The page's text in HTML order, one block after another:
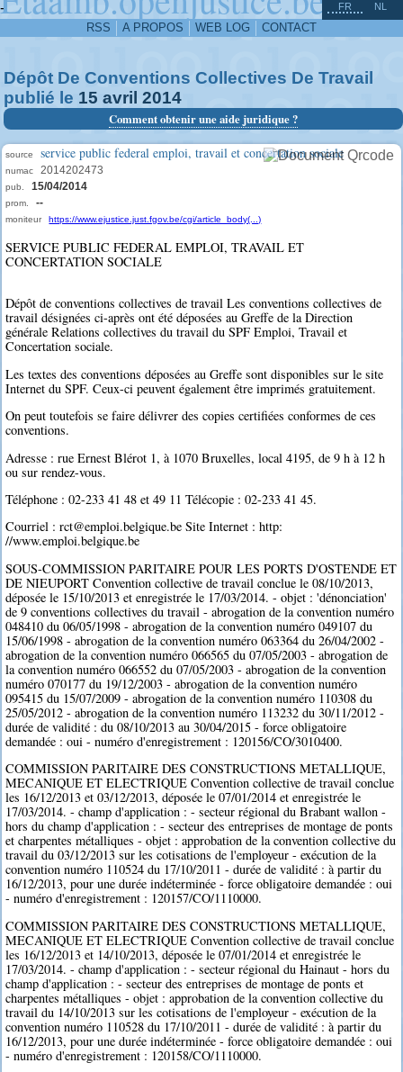
-
RSS A PROPOS WEB LOG CONTACT
FR NL
Dépôt De Conventions Collectives De Travail
publié le 15 avril 2014
Comment obtenir une aide juridique ?
source service public federal emploi, travail et concertation sociale
numac 2014202473
pub. 15/04/2014
prom. --
moniteur https://www.ejustice.just.fgov.be/cgi/article_body(...)
SERVICE PUBLIC FEDERAL EMPLOI, TRAVAIL ET
CONCERTATION SOCIALE
Dépôt de conventions collectives de travail Les conventions collectives de
travail désignées ci-après ont été déposées au Greffe de la Direction
générale Relations collectives du travail du SPF Emploi, Travail et
Concertation sociale.
Les textes des conventions déposées au Greffe sont disponibles sur le site
Internet du SPF. Ceux-ci peuvent également être imprimés gratuitement.
On peut toutefois se faire délivrer des copies certifiées conformes de ces
conventions.
Adresse : rue Ernest Blérot 1, à 1070 Bruxelles, local 4195, de 9 h à 12 h
ou sur rendez-vous.
Téléphone : 02-233 41 48 et 49 11 Télécopie : 02-233 41 45.
Courriel : rct@emploi.belgique.be Site Internet : http:
//www.emploi.belgique.be
SOUS-COMMISSION PARITAIRE POUR LES PORTS D'OSTENDE ET
DE NIEUPORT Convention collective de travail conclue le 08/10/2013,
déposée le 15/10/2013 et enregistrée le 17/03/2014. - objet : 'dénonciation'
de 9 conventions collectives du travail - abrogation de la convention numéro
048410 du 06/05/1998 - abrogation de la convention numéro 049107 du
15/06/1998 - abrogation de la convention numéro 063364 du 26/04/2002 -
abrogation de la convention numéro 066565 du 07/05/2003 - abrogation de
la convention numéro 066552 du 07/05/2003 - abrogation de la convention
numéro 070177 du 19/12/2003 - abrogation de la convention numéro
095415 du 15/07/2009 - abrogation de la convention numéro 110308 du
25/05/2012 - abrogation de la convention numéro 113232 du 30/11/2012 -
durée de validité : du 08/10/2013 au 30/04/2015 - force obligatoire
demandée : oui - numéro d'enregistrement : 120156/CO/3010400.
COMMISSION PARITAIRE DES CONSTRUCTIONS METALLIQUE,
MECANIQUE ET ELECTRIQUE Convention collective de travail conclue
les 16/12/2013 et 03/12/2013, déposée le 07/01/2014 et enregistrée le
17/03/2014. - champ d'application : - secteur régional du Brabant wallon -
hors du champ d'application : - secteur des entreprises de montage de ponts
et charpentes métalliques - objet : approbation de la convention collective du
travail du 03/12/2013 sur les cotisations de l'employeur - exécution de la
convention numéro 110524 du 17/10/2011 - durée de validité : à partir du
16/12/2013, pour une durée indéterminée - force obligatoire demandée : oui
- numéro d'enregistrement : 120157/CO/1110000.
COMMISSION PARITAIRE DES CONSTRUCTIONS METALLIQUE,
MECANIQUE ET ELECTRIQUE Convention collective de travail conclue
les 16/12/2013 et 14/10/2013, déposée le 07/01/2014 et enregistrée le
17/03/2014. - champ d'application : - secteur régional du Hainaut - hors du
champ d'application : - secteur des entreprises de montage de ponts et
charpentes métalliques - objet : approbation de la convention collective du
travail du 14/10/2013 sur les cotisations de l'employeur - exécution de la
convention numéro 110528 du 17/10/2011 - durée de validité : à partir du
16/12/2013, pour une durée indéterminée - force obligatoire demandée : oui
- numéro d'enregistrement : 120158/CO/1110000.
^